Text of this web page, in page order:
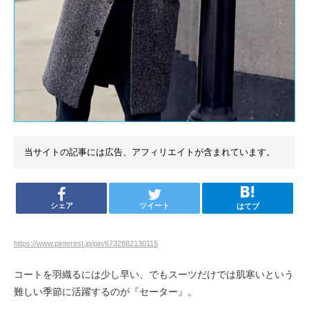
当サイトの記事には広告、アフィリエイトが含まれています。
シェア ツイート はてブ
https://www.pinterest.jp/pin/6732882130115
コートを羽織るには少し早い、でもスーツだけでは肌寒いという
難しい季節に活躍するのが『セーター』。